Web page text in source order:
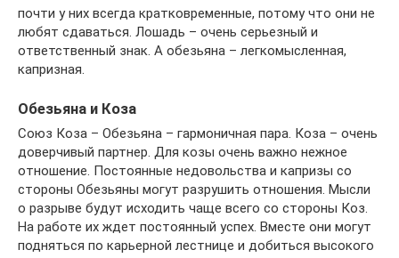
почти у них всегда кратковременные, потому что они не
любят сдаваться. Лошадь – очень серьезный и
ответственный знак. А обезьяна – легкомысленная,
капризная.
Обезьяна и Коза
Союз Коза – Обезьяна – гармоничная пара. Коза – очень
доверчивый партнер. Для козы очень важно нежное
отношение. Постоянные недовольства и капризы со
стороны Обезьяны могут разрушить отношения. Мысли
о разрыве будут исходить чаще всего со стороны Коз.
На работе их ждет постоянный успех. Вместе они могут
подняться по карьерной лестнице и добиться высокого